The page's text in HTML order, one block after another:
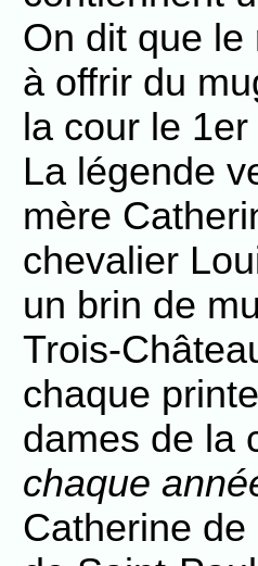
On dit que le
à offrir du
la cour le
La légende
mère
chevalier
un brin de
Trois-
chaque
dames de la
chaque
Catherine